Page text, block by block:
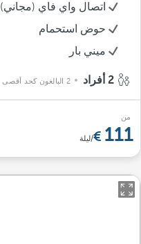
اتصال واي فاي (مجاني)
حوض استحمام
ميني بار
2 البالغون كحد أقصى
من
111 /ليلة